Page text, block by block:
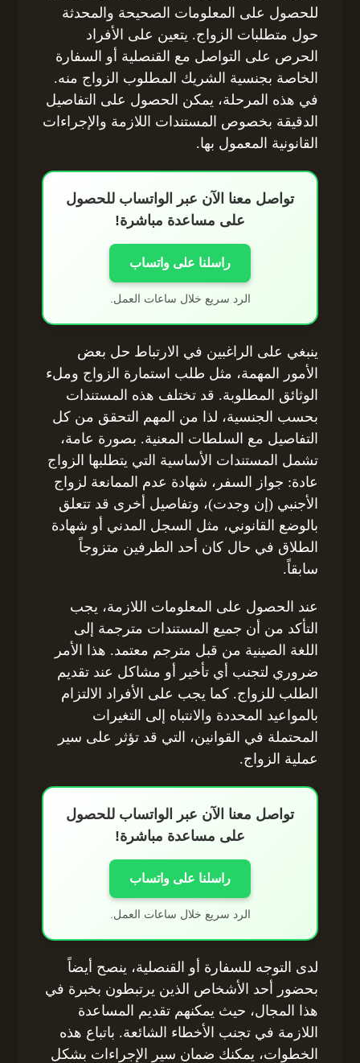
للحصول على المعلومات الصحيحة والمحدثة
حول متطلبات الزواج. يتعين على الأفراد
الحرص على التواصل مع القنصلية أو السفارة
الخاصة بجنسية الشريك المطلوب الزواج منه.
في هذه المرحلة، يمكن الحصول على التفاصيل
الدقيقة بخصوص المستندات اللازمة والإجراءات
القانونية المعمول بها.
تواصل معنا الآن عبر الواتساب للحصول
على مساعدة مباشرة!
راسلنا على واتساب
الرد سريع خلال ساعات العمل.
ينبغي على الراغبين في الارتباط حل بعض
الأمور المهمة، مثل طلب استمارة الزواج وملء
الوثائق المطلوبة. قد تختلف هذه المستندات
بحسب الجنسية، لذا من المهم التحقق من كل
التفاصيل مع السلطات المعنية. بصورة عامة،
تشمل المستندات الأساسية التي يتطلبها الزواج
عادة: جواز السفر، شهادة عدم الممانعة لزواج
الأجنبي (إن وجدت)، وتفاصيل أخرى قد تتعلق
بالوضع القانوني، مثل السجل المدني أو شهادة
الطلاق في حال كان أحد الطرفين متزوجاً
سابقاً.
عند الحصول على المعلومات اللازمة، يجب
التأكد من أن جميع المستندات مترجمة إلى
اللغة الصينية من قبل مترجم معتمد. هذا الأمر
ضروري لتجنب أي تأخير أو مشاكل عند تقديم
الطلب للزواج. كما يجب على الأفراد الالتزام
بالمواعيد المحددة والانتباه إلى التغيرات
المحتملة في القوانين، التي قد تؤثر على سير
عملية الزواج.
تواصل معنا الآن عبر الواتساب للحصول
على مساعدة مباشرة!
راسلنا على واتساب
الرد سريع خلال ساعات العمل.
لدى التوجه للسفارة أو القنصلية، ينصح أيضاً
بحضور أحد الأشخاص الذين يرتبطون بخبرة في
هذا المجال، حيث يمكنهم تقديم المساعدة
اللازمة في تجنب الأخطاء الشائعة. باتباع هذه
الخطوات، يمكنك ضمان سير الإجراءات بشكل